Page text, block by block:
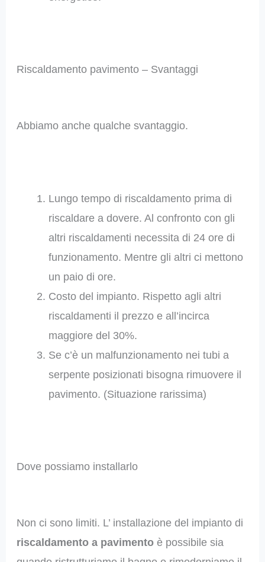
Riscaldamento pavimento – Svantaggi
Abbiamo anche qualche svantaggio.
Lungo tempo di riscaldamento prima di
riscaldare a dovere. Al confronto con gli
altri riscaldamenti necessita di 24 ore di
funzionamento. Mentre gli altri ci mettono
un paio di ore.
Costo del impianto. Rispetto agli altri
riscaldamenti il prezzo e all’incirca
maggiore del 30%.
Se c’è un malfunzionamento nei tubi a
serpente posizionati bisogna rimuovere il
pavimento. (Situazione rarissima)
Dove possiamo installarlo
Non ci sono limiti. L’ installazione del impianto di
riscaldamento a pavimentoè possibile sia